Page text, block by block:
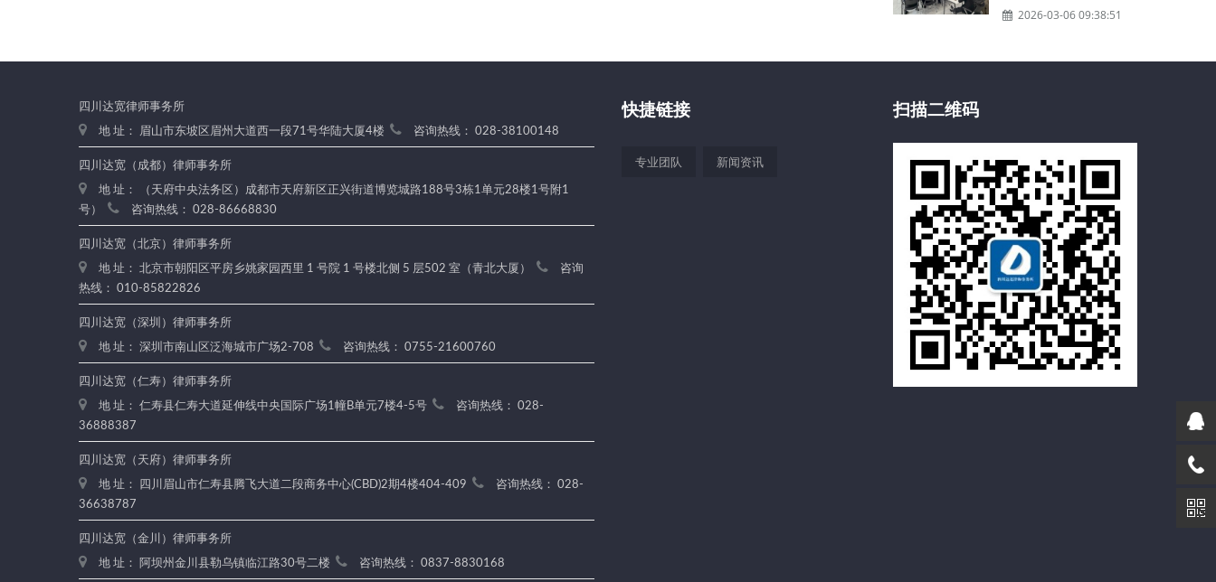
2026-03-06 09:38:51
四川达宽律师事务所
地 址： 眉山市东坡区眉州大道西一段71号华陆大厦4楼 咨询热线： 028-38100148
四川达宽（成都）律师事务所
地 址： （天府中央法务区）成都市天府新区正兴街道博览城路188号3栋1单元28楼1号附1
号）
咨询热线： 028-86668830
四川达宽（北京）律师事务所
地 址： 北京市朝阳区平房乡姚家园西里 1 号院 1 号楼北侧 5 层502 室（青北大厦）
咨询
热线： 010-85822826
四川达宽（深圳）律师事务所
地 址： 深圳市南山区泛海城市广场2-708 咨询热线： 0755-21600760
四川达宽（仁寿）律师事务所
地 址： 仁寿县仁寿大道延伸线中央国际广场1幢B单元7楼4-5号
咨询热线： 028-
36888387
四川达宽（天府）律师事务所
地 址： 四川眉山市仁寿县腾飞大道二段商务中心(CBD)2期4楼404-409
咨询热线： 028-
36638787
四川达宽（金川）律师事务所
地 址： 阿坝州金川县勒乌镇临江路30号二楼 咨询热线： 0837-8830168
快捷链接
专业团队 新闻资讯
扫描二维码